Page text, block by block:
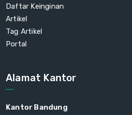
Daftar Keinginan
Artikel
Tag Artikel
Portal
Alamat Kantor
Kantor Bandung